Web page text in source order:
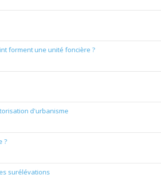
forment une unité foncière ?
d'urbanisme
?
surélévations